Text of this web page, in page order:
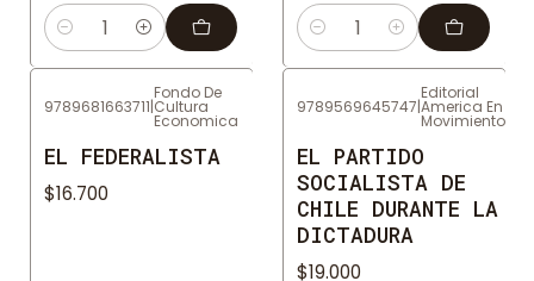
Cantidad Cantidad
9789681663711|
Fondo De
Cultura
Economica
EL FEDERALISTA
$16.700
9789569645747|
Editorial
America En
Movimiento
EL PARTIDO
SOCIALISTA DE
CHILE DURANTE LA
DICTADURA
$19.000